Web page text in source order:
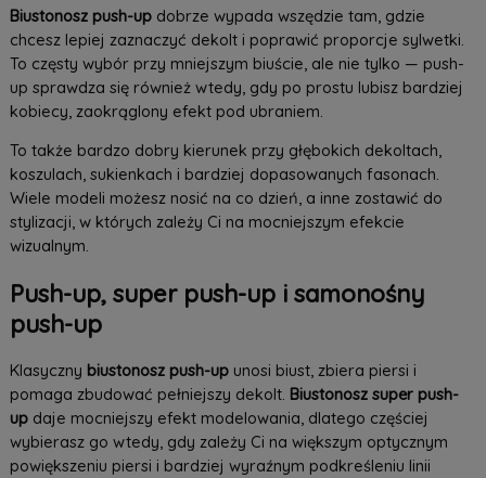
Biustonosz push-updobrze wypada wszędzie tam, gdzie
chcesz lepiej zaznaczyć dekolt i poprawić proporcje sylwetki.
To częsty wybór przy mniejszym biuście, ale nie tylko — push-
up sprawdza się również wtedy, gdy po prostu lubisz bardziej
kobiecy, zaokrąglony efekt pod ubraniem.
To także bardzo dobry kierunek przy głębokich dekoltach,
koszulach, sukienkach i bardziej dopasowanych fasonach.
Wiele modeli możesz nosić na co dzień, a inne zostawić do
stylizacji, w których zależy Ci na mocniejszym efekcie
wizualnym.
Push-up, super push-up i samonośny
push-up
Klasyczny biustonosz push-upunosi biust, zbiera piersi i
pomaga zbudować pełniejszy dekolt. Biustonosz super push-
updaje mocniejszy efekt modelowania, dlatego częściej
wybierasz go wtedy, gdy zależy Ci na większym optycznym
powiększeniu piersi i bardziej wyraźnym podkreśleniu linii